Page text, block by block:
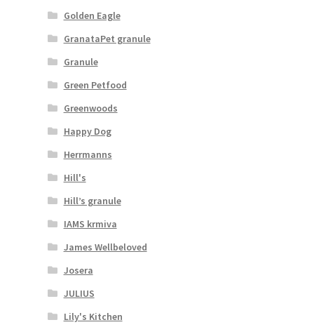
Golden Eagle
GranataPet granule
Granule
Green Petfood
Greenwoods
Happy Dog
Herrmanns
Hill's
Hill’s granule
IAMS krmiva
James Wellbeloved
Josera
JULIUS
Lily's Kitchen